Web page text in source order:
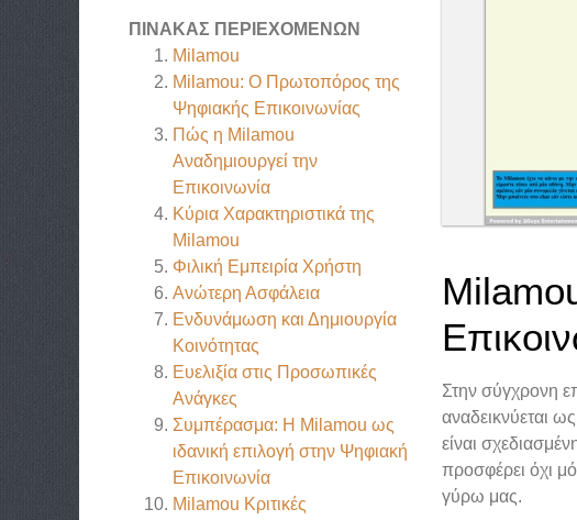
ΠΊΝΑΚΑΣ ΠΕΡΙΕΧΟΜΈΝΩΝ
Milamou
Milamou: Ο Πρωτοπόρος της
Ψηφιακής Επικοινωνίας
Πώς η Milamou
Αναδημιουργεί την
Επικοινωνία
Κύρια Χαρακτηριστικά της
Milamou
Φιλική Εμπειρία Χρήστη
Ανώτερη Ασφάλεια
Ενδυνάμωση και Δημιουργία
Κοινότητας
Ευελιξία στις Προσωπικές
Ανάγκες
Συμπέρασμα: Η Milamou ως
ιδανική επιλογή στην Ψηφιακή
Επικοινωνία
Milamou Κριτικές
Στην σύγχρονη
αναδεικνύεται
είναι
προσφέρει όχι
γύρω μας.